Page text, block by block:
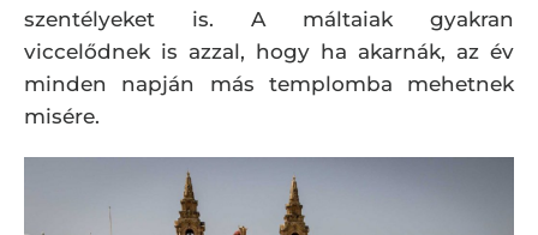
szentélyeket is. A máltaiak gyakran
viccelődnek is azzal, hogy ha akarnák, az év
minden napján más templomba mehetnek
misére.